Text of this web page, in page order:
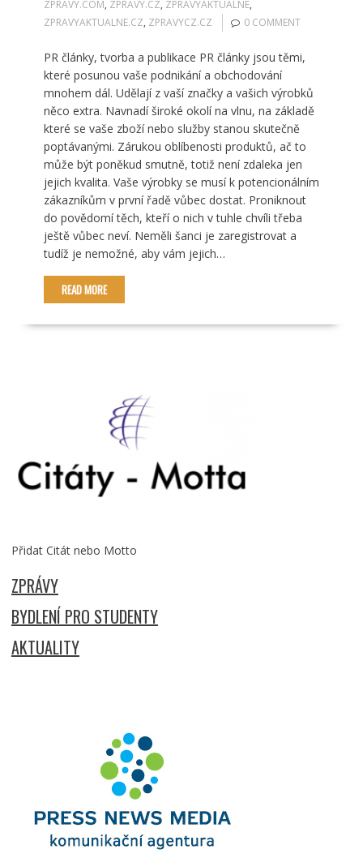
ZPRAVY.COM, ZPRAVY.CZ, ZPRAVYAKTUALNE,
ZPRAVYAKTUALNE.CZ, ZPRAVYCZ.CZ 0 COMMENT
PR články, tvorba a publikace PR články jsou těmi,
které posunou vaše podnikání a obchodování
mnohem dál. Udělají z vaší značky a vašich výrobků
něco extra. Navnadí široké okolí na vlnu, na základě
které se vaše zboží nebo služby stanou skutečně
poptávanými. Zárukou oblíbenosti produktů, ač to
může být poněkud smutně, totiž není zdaleka jen
jejich kvalita. Vaše výrobky se musí k potencionálním
zákazníkům v první řadě vůbec dostat. Proniknout
do povědomí těch, kteří o nich v tuhle chvíli třeba
ještě vůbec neví. Neměli šanci je zaregistrovat a
tudíž je nemožné, aby vám jejich…
READ MORE
Přidat Citát nebo Motto
ZPRÁVY
BYDLENÍ PRO STUDENTY
AKTUALITY